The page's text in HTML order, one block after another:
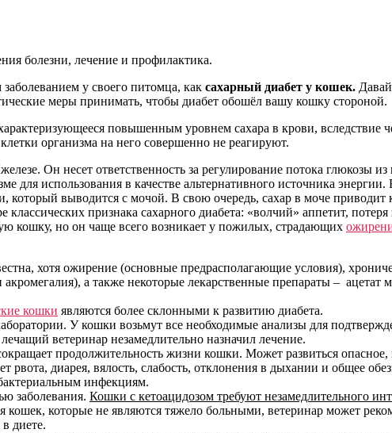
болезни, лечение и профилактика.
у своего питомца, как сахарный диабет у кошек.
меры принимать, чтобы диабет обошёл вашу кошку стороной.
повышенным уровнем сахара в крови, вследствие
организма на него совершенно не реагируют.
Он несет ответственность за регулирование потока глюкозы
для использования в качестве альтернативного источника
который выводится с мочой. В свою очередь, сахар в моче
признака сахарного диабета: «волчий» аппетит,
кошку, но он чаще всего возникает у пожилых, страдающих
хотя ожирение (основные предрасполагающие условия),
а также некоторые лекарственные препараты – ацетат
кошки являются более склонными к развитию диабета.
У кошки возьмут все необходимые анализы для
ветеринар незамедлительно назначил лечение.
продолжительность жизни кошки. Может развиться
рвота, диарея, вялость, слабость, отклонения в дыхании и общее
инфекциям.
заболевания. Кошки с кетоацидозом требуют незамедлительного
кошек, которые не являются тяжело больными, ветеринар может
диете.